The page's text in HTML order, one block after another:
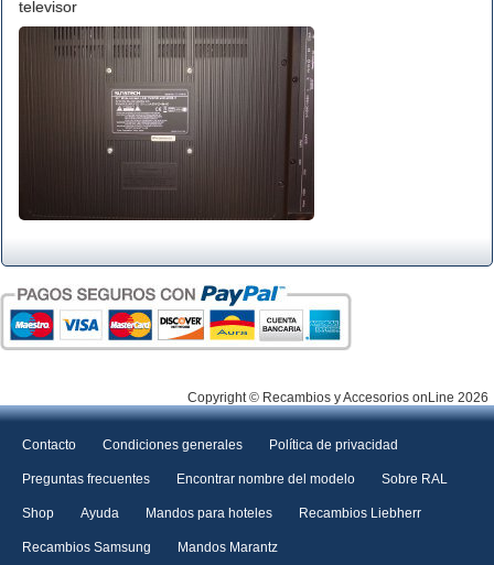
televisor
Copyright © Recambios y Accesorios onLine 2026
Contacto Condiciones generales Política de privacidad
Preguntas frecuentes Encontrar nombre del modelo Sobre RAL
Shop Ayuda Mandos para hoteles Recambios Liebherr
Recambios Samsung Mandos Marantz